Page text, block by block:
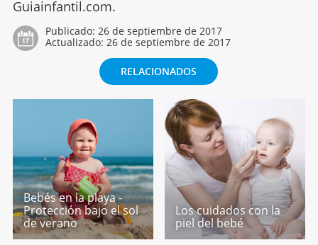
Guiainfantil.com.
Publicado: 26 de septiembre de 2017
Actualizado: 26 de septiembre de 2017
RELACIONADOS
Bebés en la playa -
Protección bajo el sol
de verano
Los cuidados con la
piel del bebé